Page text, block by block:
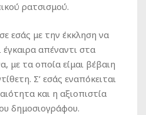
ρατσισμού.
εσάς με την έκκληση να
απέναντι στα
με τα οποία είμαι βέβαιη
Σ’ εσάς εναπόκειται
και η αξιοπιστία
δημοσιογράφου.